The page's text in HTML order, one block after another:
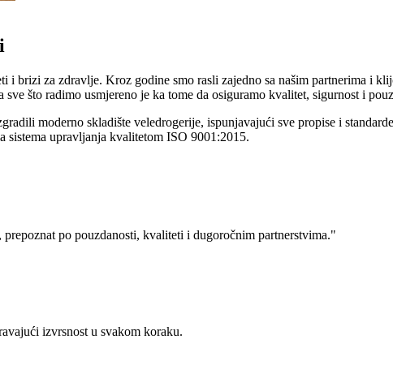
brizi za zdravlje. Kroz godine smo rasli zajedno sa našim partnerima i
što radimo usmjereno je ka tome da osiguramo kvalitet, sigurnost i
moderno skladište veledrogerije, ispunjavajući sve propise i
sistema upravljanja kvalitetom ISO 9001:2015.
po pouzdanosti, kvaliteti i dugoročnim partnerstvima."
izvrsnost u svakom koraku.